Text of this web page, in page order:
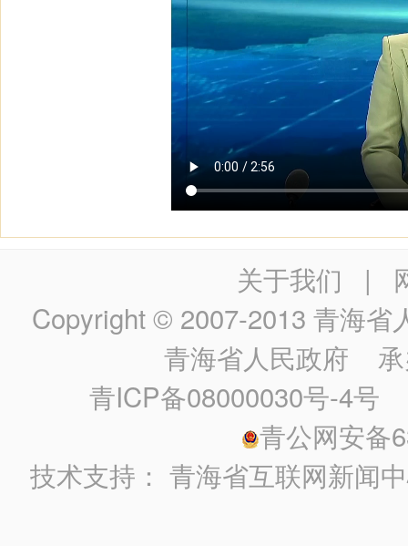
关于我们 |
Copyright © 2007-2013 青海省
青海省人民政府 承
青ICP备08000030号-4号
青公网安备
技术支持：青海省互联网新闻